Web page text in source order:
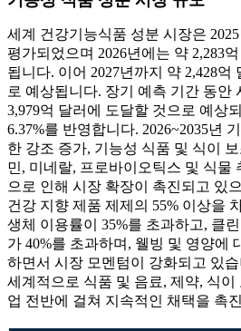
세계 건강기능식품 성분 시장은
평가되었으며 2026년에는 약 2,283
됩니다. 이어 2027년까지 약 2,428억
로 예상됩니다. 장기 예측 기간 동안
3,979억 달러에 도달할 것으로 예상
6.37%를 반영합니다. 2026~2035년
한 강조 증가, 기능성 식품 및 식이
민, 미네랄, 프로바이오틱스 및 식물
으로 인해 시장 확장이 촉진되고 있
건강 지향 제품 제제의 55% 이상을
생체 이용률이 35%를 초과하고, 클
가 40%를 초과하며, 웰빙 및 영양에
하면서 시장 모멘텀이 강화되고 있
세계적으로 식품 및 음료, 제약, 식
업 전반에 걸쳐 지속적인 채택을 촉